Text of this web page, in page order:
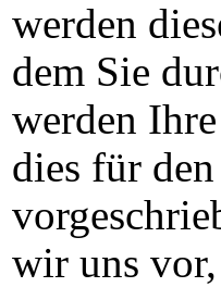
werden
dem Sie
werden
dies für
wir uns vor,